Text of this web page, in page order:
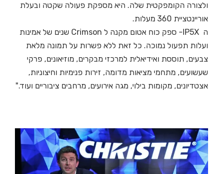
ולצורה הקומפקטית שלה. היא מספקת פעולה שקטה ובעלת
אוריינטציית 360 מעלות.
ה IP5X- ספק כוח אטום מקנה ל Crimson שנים של אמינות
ועלות תפעול נמוכה. כל זאת ללא פשרות על תמונה מלאת
צבעים, תוססת ואידיאלית למרכזי מבקרים, מוזיאונים, פרקי
שעשועים, מתחמי מציאות מדומה, זירות פנימיות וחיצוניות,
אצטדיונים, מקומות בילוי, מגה אירועים, מרחבים ציבוריים ועוד."